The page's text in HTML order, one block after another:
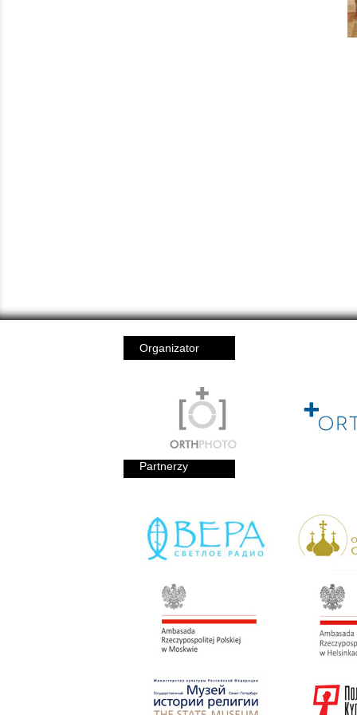
Organizator
Partnerzy